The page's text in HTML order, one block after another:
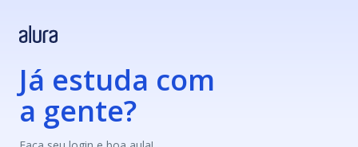
Já estuda com
a gente?